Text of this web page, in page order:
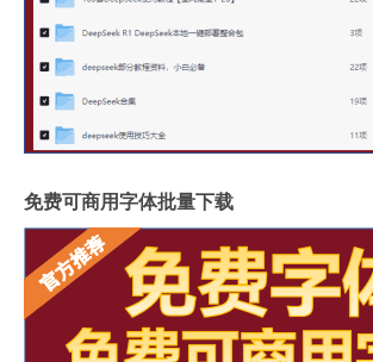
免费可商用字体批量下载